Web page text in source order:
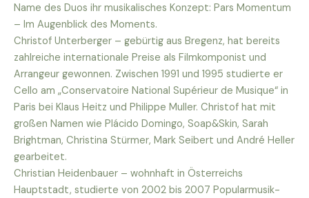
Name des Duos ihr musikalisches Konzept: Pars Momentum
– Im Augenblick des Moments.
Christof Unterberger – gebürtig aus Bregenz, hat bereits
zahlreiche internationale Preise als Filmkomponist und
Arrangeur gewonnen. Zwischen 1991 und 1995 studierte er
Cello am „Conservatoire National Supérieur de Musique“ in
Paris bei Klaus Heitz und Philippe Muller. Christof hat mit
großen Namen wie Plácido Domingo, Soap&Skin, Sarah
Brightman, Christina Stürmer, Mark Seibert und André Heller
gearbeitet.
Christian Heidenbauer – wohnhaft in Österreichs
Hauptstadt, studierte von 2002 bis 2007 Popularmusik-